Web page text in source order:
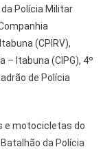
Polícia Militar
(CPIRV),
– Itabuna (CIPG), 4º
de Polícia
e motocicletas do
da Polícia